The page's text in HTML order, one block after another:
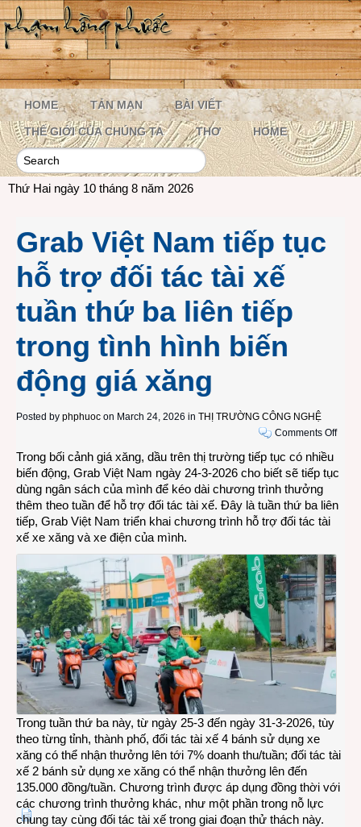
HOME TẢN MẠN BÀI VIẾT
THẾ GIỚI CỦA CHÚNG TA THƠ HOME
Thứ Hai ngày 10 tháng 8 năm 2026
Grab Việt Nam tiếp tục
hỗ trợ đối tác tài xế
tuần thứ ba liên tiếp
trong tình hình biến
động giá xăng
Posted by phphuoc on March 24, 2026 in THỊ TRƯỜNG CÔNG NGHỆ
Comments Offon
Nam
tục
biến
giá
Trong bối cảnh giá xăng, dầu trên thị trường tiếp tục có nhiều
biến động, Grab Việt Nam ngày 24-3-2026 cho biết sẽ tiếp tục
dùng ngân sách của mình để kéo dài chương trình thưởng
thêm theo tuần để hỗ trợ đối tác tài xế. Đây là tuần thứ ba liên
tiếp, Grab Việt Nam triển khai chương trình hỗ trợ đối tác tài
xế xe xăng và xe điện của mình.
Trong tuần thứ ba này, từ ngày 25-3 đến ngày 31-3-2026, tùy
theo từng tỉnh, thành phố, đối tác tài xế 4 bánh sử dụng xe
xăng có thể nhận thưởng lên tới 7% doanh thu/tuần; đối tác tài
xế 2 bánh sử dụng xe xăng có thể nhận thưởng lên đến
135.000 đồng/tuần. Chương trình được áp dụng đồng thời với
các chương trình thưởng khác, như một phần trong nỗ lực
chung tay cùng đối tác tài xế trong giai đoạn thử thách này.